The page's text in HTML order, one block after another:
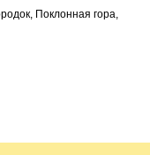
Поклонная гора,